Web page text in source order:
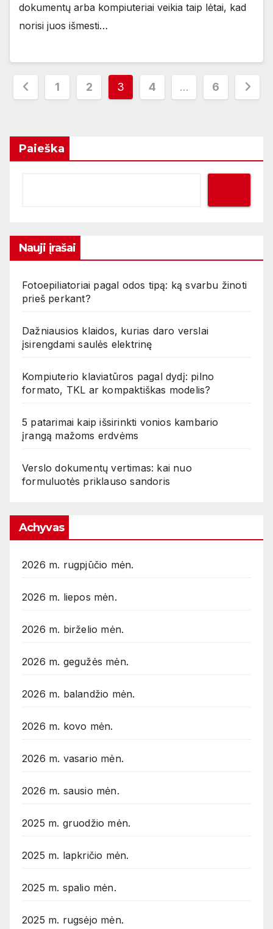
dokumentų arba kompiuteriai veikia taip lėtai, kad
norisi juos išmesti…
Įrašų
1 2 3 4 … 6
Paieška
Nauji įrašai
Fotoepiliatoriai pagal odos tipą: ką svarbu žinoti
prieš perkant?
Dažniausios klaidos, kurias daro verslai
įsirengdami saulės elektrinę
Kompiuterio klaviatūros pagal dydį: pilno
formato, TKL ar kompaktiškas modelis?
5 patarimai kaip išsirinkti vonios kambario
įrangą mažoms erdvėms
Verslo dokumentų vertimas: kai nuo
formuluotės priklauso sandoris
Achyvas
2026 m. rugpjūčio mėn.
2026 m. liepos mėn.
2026 m. birželio mėn.
2026 m. gegužės mėn.
2026 m. balandžio mėn.
2026 m. kovo mėn.
2026 m. vasario mėn.
2026 m. sausio mėn.
2025 m. gruodžio mėn.
2025 m. lapkričio mėn.
2025 m. spalio mėn.
2025 m. rugsėjo mėn.